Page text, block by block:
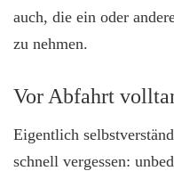
auch, die ein oder
zu nehmen.
Vor Abfahrt
Eigentlich
schnell vergessen: